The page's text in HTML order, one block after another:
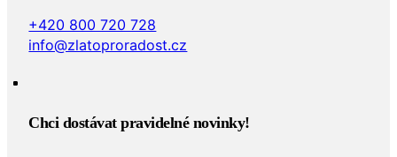
+420 800 720 728
info@zlatoproradost.cz
Chci dostávat pravidelné novinky!​